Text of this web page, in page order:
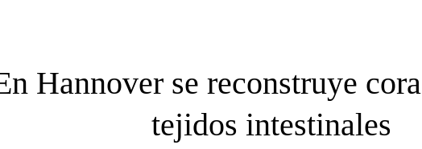
Hannover se reconstruye
tejidos intestinales